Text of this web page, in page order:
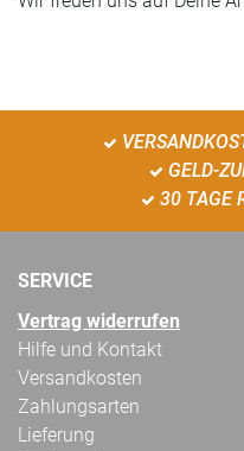
GELD-
30 TAGE
SERVICE
Vertrag widerrufen
Hilfe und Kontakt
Versandkosten
Zahlungsarten
Lieferung